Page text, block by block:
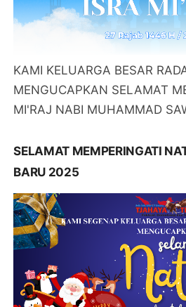
KAMI KELUARGA BESAR
MENGUCAPKAN SELAMAT
MI'RAJ NABI MUHAMMAD
SELAMAT MEMPERINGATI
BARU 2025